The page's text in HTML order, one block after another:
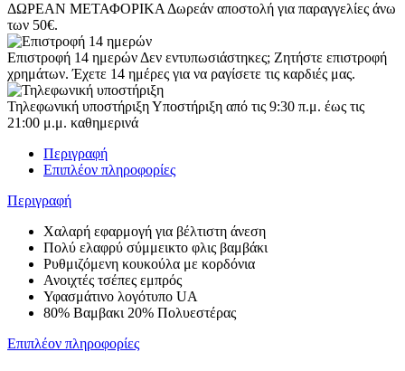
ΔΩΡΕΑΝ ΜΕΤΑΦΟΡΙΚΑ Δωρεάν αποστολή για παραγγελίες άνω
των 50€.
Επιστροφή 14 ημερών Δεν εντυπωσιάστηκες; Ζητήστε επιστροφή
χρημάτων. Έχετε 14 ημέρες για να ραγίσετε τις καρδιές μας.
Τηλεφωνική υποστήριξηΥποστήριξη από τις 9:30 π.μ. έως τις
21:00 μ.μ. καθημερινά
Περιγραφή
Επιπλέον πληροφορίες
Περιγραφή
Χαλαρή εφαρμογή για βέλτιστη άνεση
Πολύ ελαφρύ σύμμεικτο φλις βαμβάκι
Ρυθμιζόμενη κουκούλα με κορδόνια
Ανοιχτές τσέπες εμπρός
Υφασμάτινο λογότυπο UA
80% Βαμβακι 20% Πολυεστέρας
Επιπλέον πληροφορίες